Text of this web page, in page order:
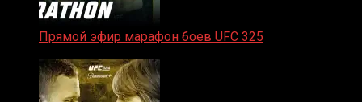
Прямой эфир марафон боев UFC 325